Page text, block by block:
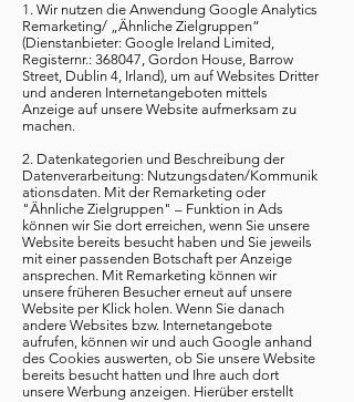
1. Wir nutzen die Anwendung Google Analytics
Remarketing/ „Ähnliche Zielgruppen“
(Dienstanbieter: Google Ireland Limited,
Registernr.: 368047, Gordon House, Barrow
Street, Dublin 4, Irland), um auf Websites Dritter
und anderen Internetangeboten mittels
Anzeige auf unsere Website aufmerksam zu
machen.
2. Datenkategorien und Beschreibung der
Datenverarbeitung: Nutzungsdaten/Kommunik
ationsdaten. Mit der Remarketing oder
"Ähnliche Zielgruppen" – Funktion in Ads
können wir Sie dort erreichen, wenn Sie unsere
Website bereits besucht haben und Sie jeweils
mit einer passenden Botschaft per Anzeige
ansprechen. Mit Remarketing können wir
unsere früheren Besucher erneut auf unsere
Website per Klick holen. Wenn Sie danach
andere Websites bzw. Internetangebote
aufrufen, können wir und auch Google anhand
des Cookies auswerten, ob Sie unsere Website
bereits besucht hatten und Ihre auch dort
unsere Werbung anzeigen. Hierüber erstellt